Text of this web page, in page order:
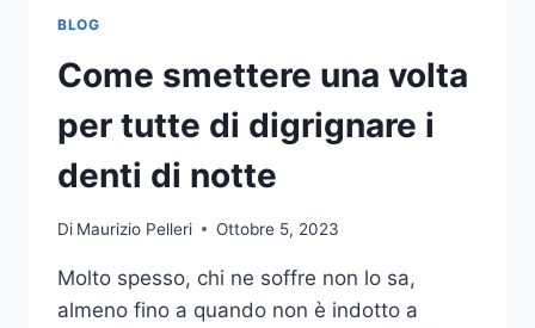
BLOG
Come smettere una volta
per tutte di digrignare i
denti di notte
Di Maurizio Pelleri Ottobre 5, 2023
Molto spesso, chi ne soffre non lo sa,
almeno fino a quando non è indotto a